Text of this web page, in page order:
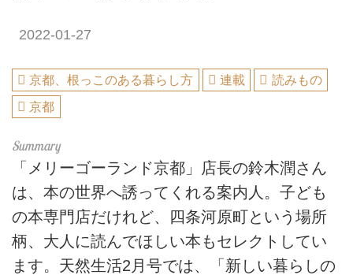
2022-01-27
京都、根っこのある暮らし方 連載
読みもの
京都
「メリーゴーランド京都」店長の鈴木潤さん
は、本の世界へ誘ってくれる案内人。子ども
の本専門店だけれど、四条河原町という場所
柄、大人に読んでほしい本もセレクトしてい
ます。天然生活2月号では、「新しい暮らしの